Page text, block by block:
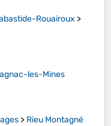
Rouairoux >
les-Mines
> Rieu Montagné